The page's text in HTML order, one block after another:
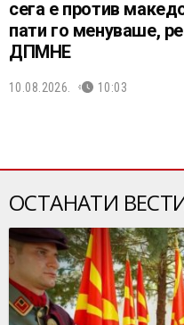
сега е против
пати го менуваше,
ДПМНЕ
10.08.2026. 10:03
ОСТАНАТИ